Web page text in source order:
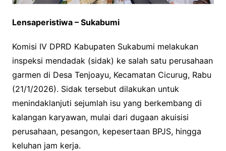
Lensaperistiwa – Sukabumi
Komisi IV DPRD Kabupaten Sukabumi melakukan
inspeksi mendadak (sidak) ke salah satu perusahaan
garmen di Desa Tenjoayu, Kecamatan Cicurug, Rabu
(21/1/2026). Sidak tersebut dilakukan untuk
menindaklanjuti sejumlah isu yang berkembang di
kalangan karyawan, mulai dari dugaan akuisisi
perusahaan, pesangon, kepesertaan BPJS, hingga
keluhan jam kerja.